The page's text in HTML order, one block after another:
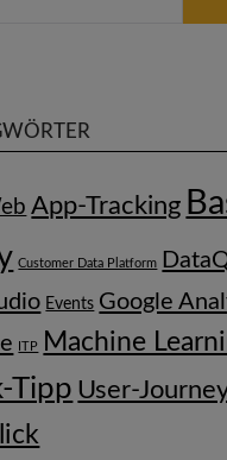
App-Tracking
Customer Data Platform
Events Google
ITP Machine
Tipp User-